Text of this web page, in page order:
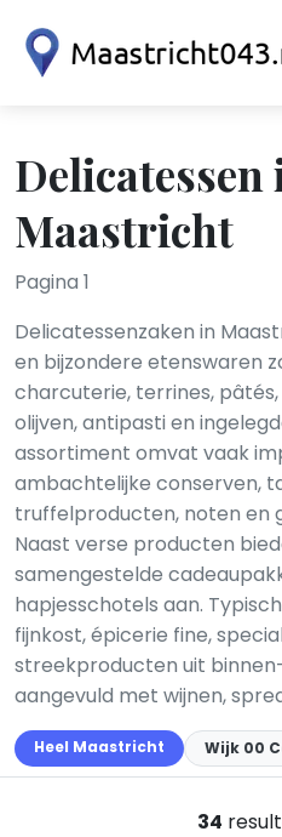
Delicatessen
Maastricht
Pagina 1
Delicatessenzaken in
en bijzondere etenswaren
charcuterie, terrines,
olijven, antipasti en
assortiment omvat vaak
ambachtelijke conserven,
truffelproducten, noten en
Naast verse producten
samengestelde
hapjesschotels aan.
fijnkost, épicerie fine,
streekproducten uit
aangevuld met wijnen,
Heel Maastricht Wijk 00
34